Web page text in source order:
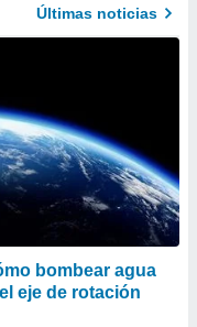
Últimas noticias
bombear agua
eje de rotación